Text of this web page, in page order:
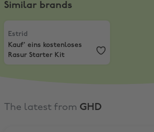
Similar brands
Estrid
Kauf' eins kostenloses Rasur Starter Kit
Estrid
Kauf' eins kostenloses
Rasur Starter Kit
The latest from GHD